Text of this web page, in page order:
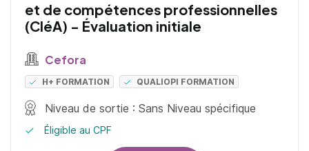
et de compétences professionnelles
(CléA) - Évaluation initiale
Cefora
H+ FORMATION QUALIOPI FORMATION
Niveau de sortie : Sans Niveau spécifique
Éligible au CPF